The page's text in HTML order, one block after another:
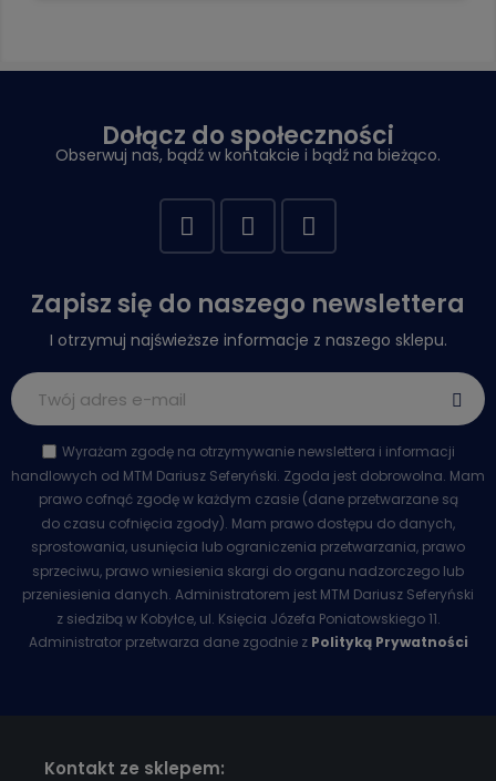
Dołącz do społeczności
Obserwuj nas, bądź w kontakcie i bądź na bieżąco.
Zapisz się do naszego newslettera
I otrzymuj najświeższe informacje z naszego sklepu.
Wyrażam zgodę na otrzymywanie newslettera i informacji
handlowych od MTM Dariusz Seferyński. Zgoda jest dobrowolna. Mam
prawo cofnąć zgodę w każdym czasie (dane przetwarzane są
do czasu cofnięcia zgody). Mam prawo dostępu do danych,
sprostowania, usunięcia lub ograniczenia przetwarzania, prawo
sprzeciwu, prawo wniesienia skargi do organu nadzorczego lub
przeniesienia danych. Administratorem jest MTM Dariusz Seferyński
z siedzibą w Kobyłce, ul. Księcia Józefa Poniatowskiego 11.
Administrator przetwarza dane zgodnie z Polityką Prywatności
Kontakt ze sklepem: